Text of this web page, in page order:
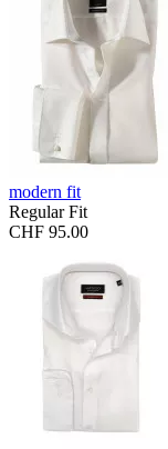
modern fit
Regular Fit
CHF 95.00